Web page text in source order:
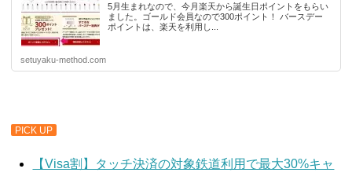
5月生まれなので、今月楽天から誕生日ポイントをもらい
ました。ゴールド会員なので300ポイント！ バースデー
ポイントは、楽天を利用し...
setuyaku-method.com
PICK UP
【Visa割】タッチ決済の対象鉄道利用で最大30%キャ